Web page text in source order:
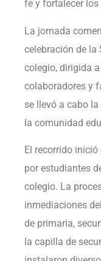
fe y fortalecer
La jornada
celebración de la
colegio, dirigida
colaboradores y
se llevó a cabo
la comunidad
El recorrido
por estudiantes
colegio. La
inmediaciones
de primaria,
la capilla de